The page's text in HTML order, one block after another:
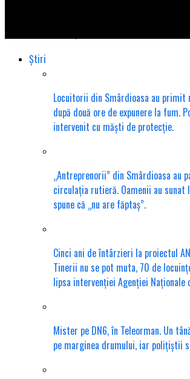
Știri
Locuitorii din Smârdioasa au primit
după două ore de expunere la fum.
intervenit cu măști de protecție.
„Antreprenorii” din Smârdioasa au
circulația rutieră. Oamenii au sunat
spune că „nu are făptaș”.
Cinci ani de întârzieri la proiectul
Tinerii nu se pot muta, 70 de
lipsa intervenției Agenției Naționale
Mister pe DN6, în Teleorman. Un
pe marginea drumului, iar polițiștii